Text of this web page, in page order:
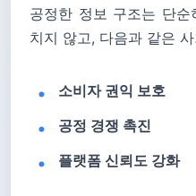
공정한 정보 구조는 단
치지 않고, 다음과 같은
소비자 권익 보호
공정 경쟁 촉진
플랫폼 신뢰도 강화